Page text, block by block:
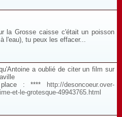
la Grosse caisse c'était un poisson
l'eau), tu peux les effacer...
a oublié de citer un film sur
: **** http://desoncoeur.over-
et-le-grotesque-49943765.html